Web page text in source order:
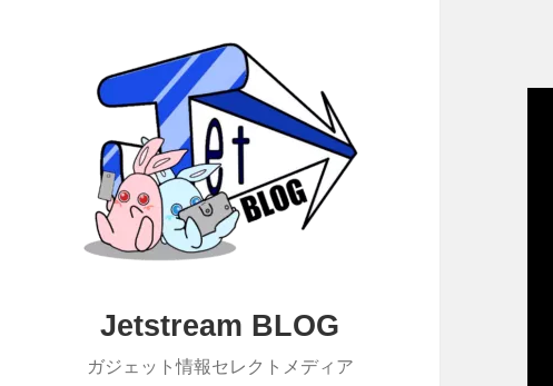
Jetstream BLOG
ガジェット情報セレクトメディア